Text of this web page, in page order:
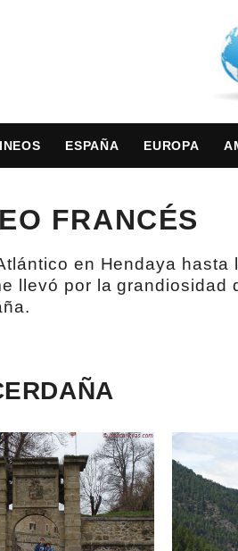
ESPAÑA EUROPA
FRANCÉS
en Hendaya
llevó por la grandiosidad